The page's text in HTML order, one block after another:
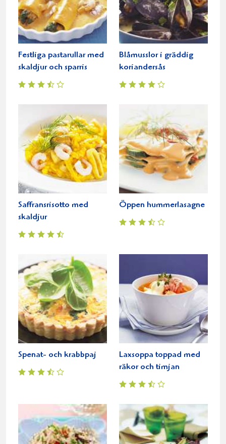
Festliga pastarullar med
skaldjur och sparris
Blåmusslor i gräddig
koriandersås
Saffransrisotto med
skaldjur
Öppen hummerlasagne
Spenat- och krabbpaj
Laxsoppa toppad med
räkor och timjan